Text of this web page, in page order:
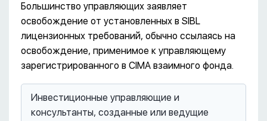
Большинство управляющих заявляет
освобождение от установленных в SIBL
лицензионных требований, обычно ссылаясь на
освобождение, применимое к управляющему
зарегистрированного в CIMA взаимного фонда.
Инвестиционные управляющие и
консультанты, созданные или ведущие